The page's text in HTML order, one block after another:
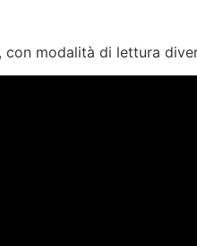
modalità di lettura